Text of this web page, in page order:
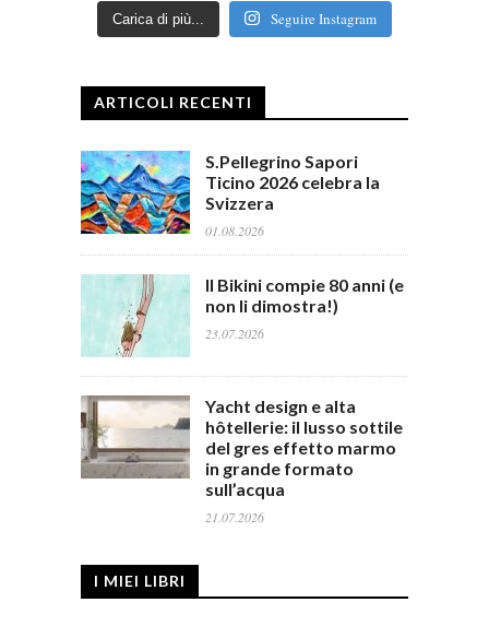
Carica di più... Seguire Instagram
ARTICOLI RECENTI
S.Pellegrino Sapori
Ticino 2026 celebra la
Svizzera
01.08.2026
Il Bikini compie 80 anni (e
non li dimostra!)
23.07.2026
Yacht design e alta
hôtellerie: il lusso sottile
del gres effetto marmo
in grande formato
sull’acqua
21.07.2026
I MIEI LIBRI